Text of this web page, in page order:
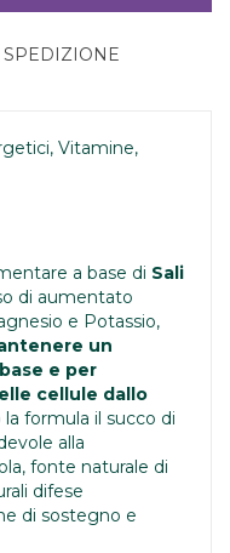
Vitamine,
a base di Sali
di aumentato
e Potassio,
un
e per
cellule dallo
formula il succo di
alla
fonte naturale di
difese
di sostegno e